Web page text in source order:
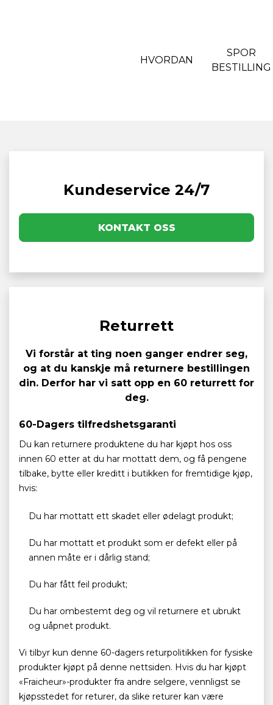
HVORDAN
SPOR
BESTILLING
Kundeservice 24/7
KONTAKT OSS
Returrett
Vi forstår at ting noen ganger endrer seg,
og at du kanskje må returnere bestillingen
din. Derfor har vi satt opp en 60 returrett for
deg.
60-Dagers tilfredshetsgaranti
Du kan returnere produktene du har kjøpt hos oss
innen 60 etter at du har mottatt dem, og få pengene
tilbake, bytte eller kreditt i butikken for fremtidige kjøp,
hvis:
Du har mottatt ett skadet eller ødelagt produkt;
Du har mottatt et produkt som er defekt eller på
annen måte er i dårlig stand;
Du har fått feil produkt;
Du har ombestemt deg og vil returnere et ubrukt
og uåpnet produkt.
Vi tilbyr kun denne 60-dagers returpolitikken for fysiske
produkter kjøpt på denne nettsiden. Hvis du har kjøpt
«Fraicheur»-produkter fra andre selgere, vennligst se
kjøpsstedet for returer, da slike returer kan være